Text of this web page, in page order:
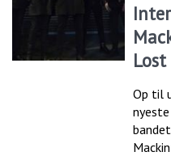
Lost
Op til